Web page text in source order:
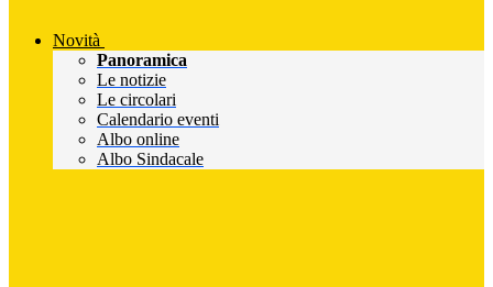
Novità
Panoramica
Le notizie
Le circolari
Calendario eventi
Albo online
Albo Sindacale